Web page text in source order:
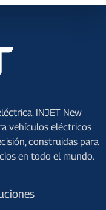
INJET New
vehículos eléctricos
construidas para
en todo el mundo.